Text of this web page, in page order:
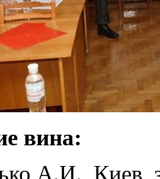
вина:
А.И., Киев,